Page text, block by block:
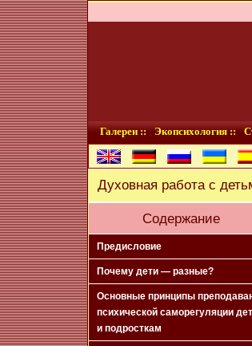
Галереи :: Экопсихология ::
Духовная работа с
Содержание
Предисловие
Почему дети — разные?
Основные принципы
психической саморегуляции
и подросткам